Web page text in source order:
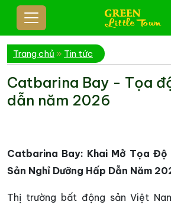
Trang chủ » Tin tức
Catbarina Bay - Tọa
dẫn năm 2026
Catbarina Bay: Khai Mở Tọa
Sản Nghỉ Dưỡng Hấp Dẫn Năm
Thị trường bất động sản Việt